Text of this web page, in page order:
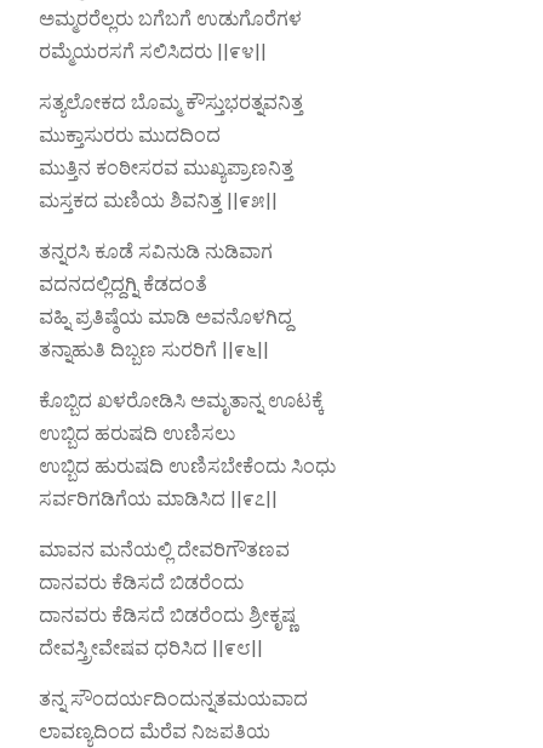
ಅಮ್ಮರರೆಲ್ಲರು ಬಗೆಬಗೆ ಉಡುಗೊರೆಗಳ
ರಮ್ಮೆಯರಸಗೆ ಸಲಿಸಿದರು ||೯೪||
ಸತ್ಯಲೋಕದ ಬೊಮ್ಮ ಕೌಸ್ತುಭರತ್ನವನಿತ್ತ
ಮುಕ್ತಾಸುರರು ಮುದದಿಂದ
ಮುತ್ತಿನ ಕಂಠೀಸರವ ಮುಖ್ಯಪ್ರಾಣನಿತ್ತ
ಮಸ್ತಕದ ಮಣಿಯ ಶಿವನಿತ್ತ ||೯೫||
ತನ್ನರಸಿ ಕೂಡೆ ಸವಿನುಡಿ ನುಡಿವಾಗ
ವದನದಲ್ಲಿದ್ದಗ್ನಿ ಕೆಡದಂತೆ
ವಹ್ನಿ ಪ್ರತಿಷ್ಠೆಯ ಮಾಡಿ ಅವನೊಳಗಿದ್ದ
ತನ್ನಾಹುತಿ ದಿಬ್ಬಣ ಸುರರಿಗೆ ||೯೬||
ಕೊಬ್ಬಿದ ಖಳರೋಡಿಸಿ ಅಮೃತಾನ್ನ ಊಟಕ್ಕೆ
ಉಬ್ಬಿದ ಹರುಷದಿ ಉಣಿಸಲು
ಉಬ್ಬಿದ ಹುರುಷದಿ ಉಣಿಸಬೇಕೆಂದು ಸಿಂಧು
ಸರ್ವರಿಗಡಿಗೆಯ ಮಾಡಿಸಿದ ||೯೭||
ಮಾವನ ಮನೆಯಲ್ಲಿ ದೇವರಿಗೌತಣವ
ದಾನವರು ಕೆಡಿಸದೆ ಬಿಡರೆಂದು
ದಾನವರು ಕೆಡಿಸದೆ ಬಿಡರೆಂದು ಶ್ರೀಕೃಷ್ಣ
ದೇವಸ್ತ್ರೀವೇಷವ ಧರಿಸಿದ ||೯೮||
ತನ್ನ ಸೌಂದರ್ಯದಿಂದುನ್ನತಮಯವಾದ
ಲಾವಣ್ಯದಿಂದ ಮೆರೆವ ನಿಜಪತಿಯ